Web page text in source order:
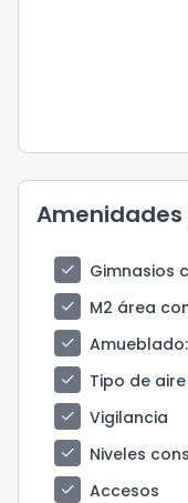
check
Gimnasios
check
M2 área
check
Amueblado
check
Tipo de
check
Vigilancia
check
Niveles
check
Accesos